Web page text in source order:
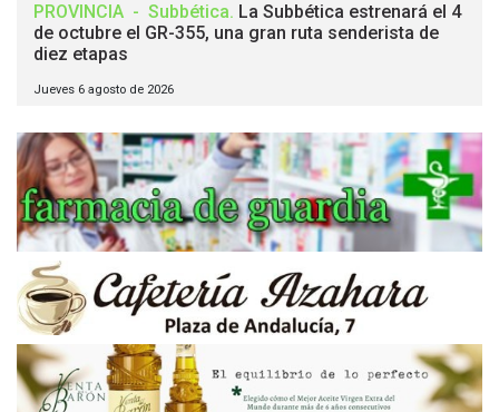
PROVINCIA - Subbética. La Subbética estrenará el 4
de octubre el GR-355, una gran ruta senderista de
diez etapas
Jueves 6 agosto de 2026